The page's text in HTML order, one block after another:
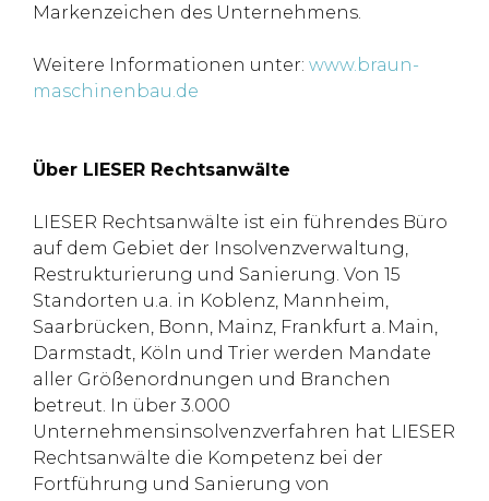
Markenzeichen des Unternehmens.
Weitere Informationen unter: www.braun-
maschinenbau.de
Über LIESER Rechtsanwälte
LIESER Rechtsanwälte ist ein führendes Büro
auf dem Gebiet der Insolvenzverwaltung,
Restrukturierung und Sanierung. Von 15
Standorten u.a. in Koblenz, Mannheim,
Saarbrücken, Bonn, Mainz, Frankfurt a. Main,
Darmstadt, Köln und Trier werden Mandate
aller Größenordnungen und Branchen
betreut. In über 3.000
Unternehmensinsolvenzverfahren hat LIESER
Rechtsanwälte die Kompetenz bei der
Fortführung und Sanierung von